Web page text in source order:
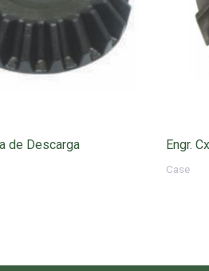
de Descarga Engr.
Case